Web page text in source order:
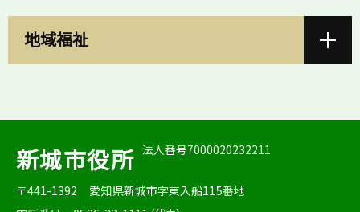
地域福祉
新城市役所 法人番号7000020232211
〒441-1392
愛知県新城市字東入船115番地